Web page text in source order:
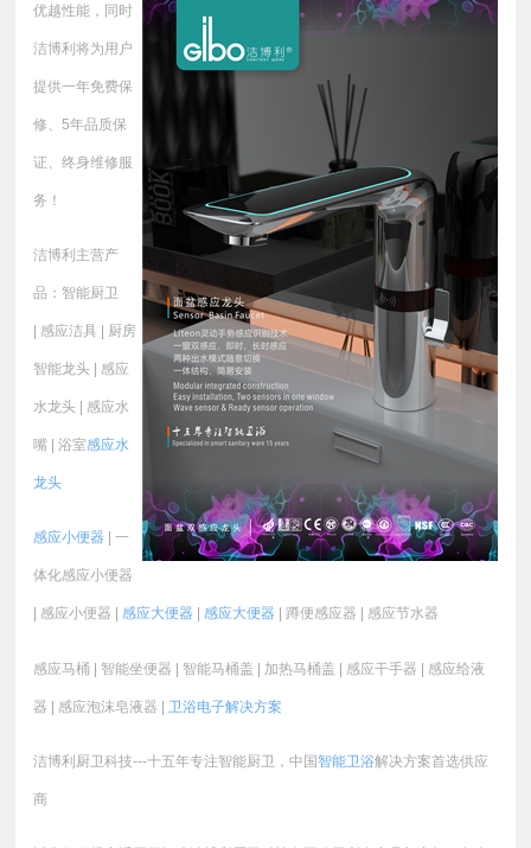
优越性能，同时
洁博利将为用户
提供一年免费保
修、5年品质保
证、终身维修服
务！
洁博利主营产
品：智能厨卫
| 感应洁具 | 厨房
智能龙头 | 感应
水龙头 | 感应水
嘴 | 浴室感应水
龙头
感应小便器 | 一
体化感应小便器
| 感应小便器 |感应大便器 |感应大便器 | 蹲便感应器 | 感应节水器
感应马桶 | 智能坐便器 | 智能马桶盖 | 加热马桶盖 | 感应干手器 | 感应给液
器 | 感应泡沫皂液器 | 卫浴电子解决方案
洁博利厨卫科技---十五年专注智能厨卫，中国智能卫浴解决方案首选供应
商